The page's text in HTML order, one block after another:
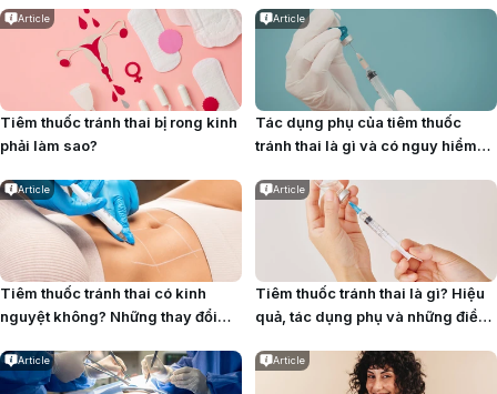
Article
Tiêm thuốc tránh thai bị rong kinh
phải làm sao?
Article
Tác dụng phụ của tiêm thuốc
tránh thai là gì và có nguy hiểm
Article
Tiêm thuốc tránh thai có kinh
nguyệt không? Những thay đổi
Article
Tiêm thuốc tránh thai là gì? Hiệu
quả, tác dụng phụ và những điều
Article Article